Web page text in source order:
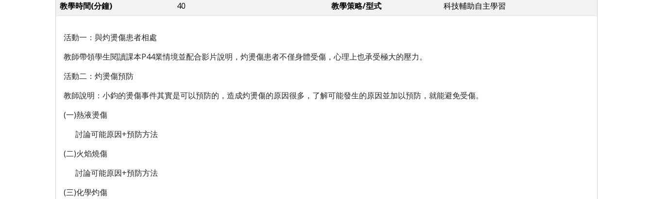
教學時間(分鐘)
40 教學策略/型式 科技輔助自主學習
活動一：與灼燙傷患者相處
教師帶領學生閱讀課本P44業情境並配合影片說明，灼燙傷患者不僅身體受傷，心理上也承受極大的壓力。
活動二：灼燙傷預防
教師說明：小鈞的燙傷事件其實是可以預防的，造成灼燙傷的原因很多，了解可能發生的原因並加以預防，就能避免受傷。
(一)熱液燙傷
討論可能原因+預防方法
(二)火焰燒傷
討論可能原因+預防方法
(三)化學灼傷